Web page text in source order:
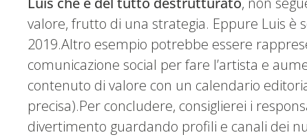
valore, frutto di una strategia. Eppure Luis è
2019.Altro esempio potrebbe essere
comunicazione social per fare l’artista e
contenuto di valore con un calendario
precisa).Per concludere, consiglierei i
divertimento guardando profili e canali dei